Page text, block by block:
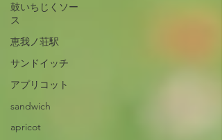
鼓いちじくソー
ス
恵我ノ荘駅
サンドイッチ
アプリコット
sandwich
apricot